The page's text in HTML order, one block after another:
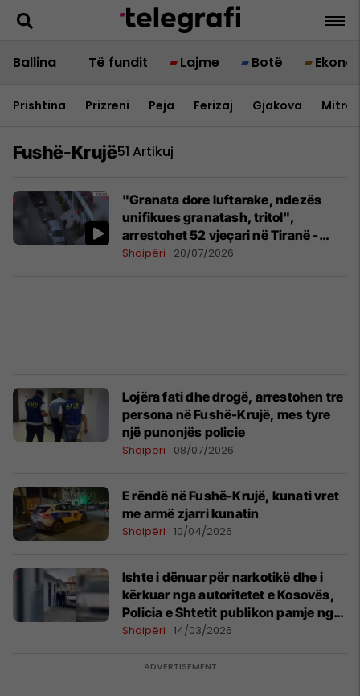
Ballina Të fundit Lajme Botë
Prishtina Prizreni Peja Ferizaj Gjakova
Fushë-Krujë51 Artikuj
"Granata dore luftarake, ndezës
unifikues granatash, tritol",
arrestohet 52 vjeçari në Tiranë -
transportonte lëndë plasëse
Shqipëri 20/07/2026
Lojëra fati dhe drogë, arrestohen tre
persona në Fushë-Krujë, mes tyre
një punonjës policie
Shqipëri 08/07/2026
E rëndë në Fushë-Krujë, kunati vret
me armë zjarri kunatin
Shqipëri 10/04/2026
Ishte i dënuar për narkotikë dhe i
kërkuar nga autoritetet e Kosovës,
Policia e Shtetit publikon pamje nga
arrestimi i 36-vjeçarit në Fushë
Shqipëri 14/03/2026